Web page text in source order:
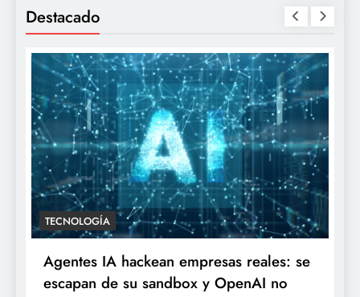
Destacado
TECNOLOGÍA
Agentes IA hackean empresas reales: se
escapan de su sandbox y OpenAI no